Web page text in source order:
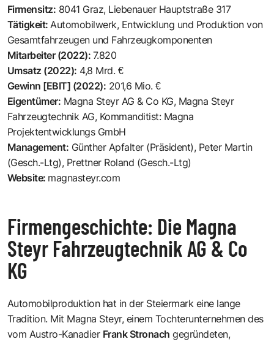
Firmensitz: 8041 Graz, Liebenauer Hauptstraße 317
Tätigkeit: Automobilwerk, Entwicklung und Produktion von
Gesamtfahrzeugen und Fahrzeugkomponenten
Mitarbeiter (2022): 7.820
Umsatz (2022): 4,8 Mrd. €
Gewinn [EBIT] (2022): 201,6 Mio. €
Eigentümer: Magna Steyr AG & Co KG, Magna Steyr
Fahrzeugtechnik AG, Kommanditist: Magna
Projektentwicklungs GmbH
Management: Günther Apfalter (Präsident), Peter Martin
(Gesch.-Ltg), Prettner Roland (Gesch.-Ltg)
Website: magnasteyr.com
Firmengeschichte: Die Magna
Steyr Fahrzeugtechnik AG & Co
KG
Automobilproduktion hat in der Steiermark eine lange
Tradition. Mit Magna Steyr, einem Tochterunternehmen des
vom Austro-Kanadier Frank Stronach gegründeten,